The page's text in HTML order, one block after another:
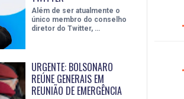
Além de ser atualmente o
único membro do conselho
diretor do Twitter, …
URGENTE: BOLSONARO
REÚNE GENERAIS EM
REUNIÃO DE EMERGÊNCIA